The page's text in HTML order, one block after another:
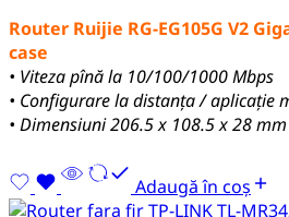
Router Ruijie RG-EG105G V2
case
• Viteza pînă la 10/100/1000 Mbps
• Configurare la distanța / aplicație
• Dimensiuni 206.5 x 108.5 x 28 mm
Adaugă în coș